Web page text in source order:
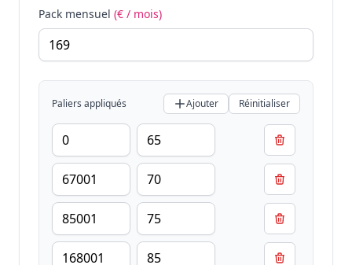
Pack mensuel (€ / mois)
Paliers appliqués Ajouter Réinitialiser